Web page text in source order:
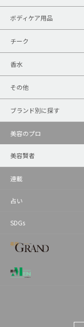
ボディケア用品
チーク
香水
その他
ブランド別に探す
美容のプロ
美容賢者
連載
占い
SDGs